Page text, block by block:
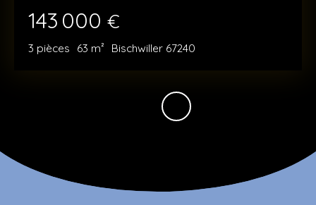
143 000 €
3 pièces 63 m² Bischwiller 67240